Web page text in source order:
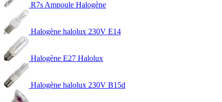
R7s Ampoule Halogène
Halogène halolux 230V E14
Halogène E27 Halolux
Halogène halolux 230V B15d